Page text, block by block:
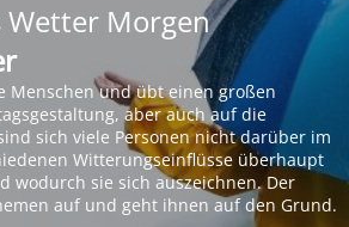
Wetter Morgen
Menschen und übt einen großen
aber auch auf die
sich viele Personen nicht darüber im
Witterungseinflüsse überhaupt
wodurch sie sich auszeichnen. Der
auf und geht ihnen auf den Grund.